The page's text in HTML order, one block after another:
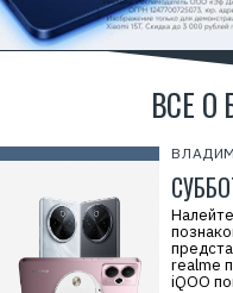
ВСЕ О
realme
iQOO